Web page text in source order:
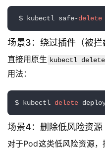
$ kubectl safe-delete
场景3：绕过插件（被拦
直接用原生 kubectl delete
用法：
$ kubectl delete
场景4：删除低风险资源
对于Pod这类低风险资源